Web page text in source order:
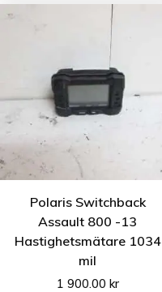
Polaris Switchback
Assault 800 -13
Hastighetsmätare 1034
mil
1 900.00 kr